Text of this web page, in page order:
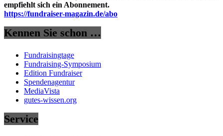
empfiehlt sich ein Abonnement.
https://fundraiser-magazin.de/abo
Kennen Sie schon …
Fundraisingtage
Fundraising-Symposium
Edition Fundraiser
Spendenagentur
MediaVista
gutes-wissen.org
Service